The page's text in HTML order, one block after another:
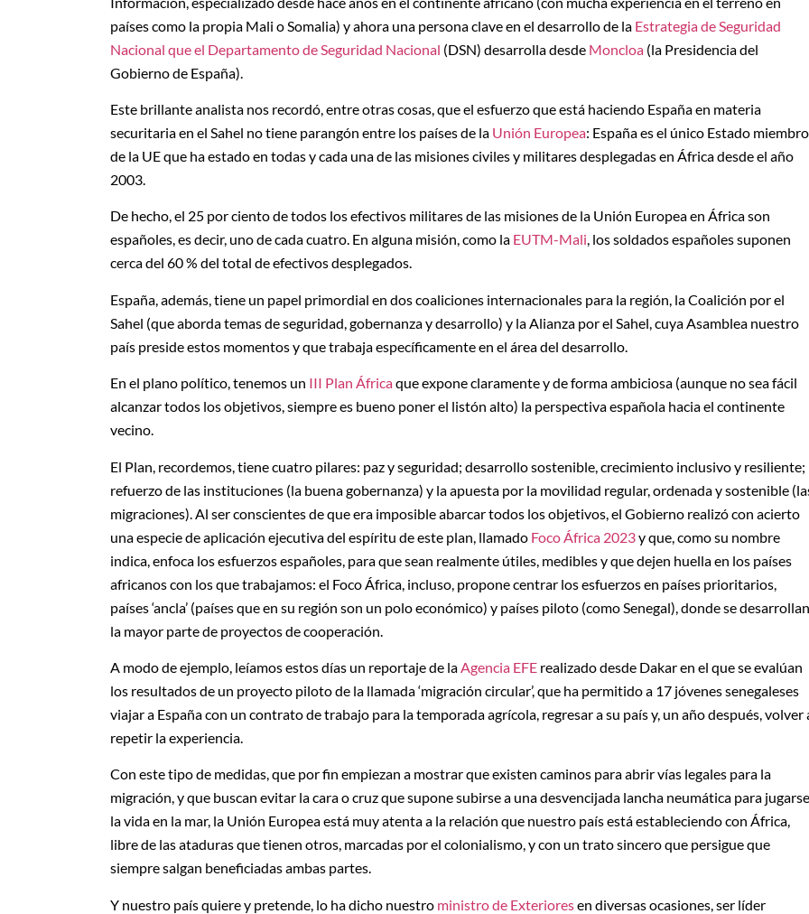
países como la propia Mali o Somalia) y ahora una persona clave en el desarrollo de la Estrategia de Seguridad
Nacional que el Departamento de Seguridad Nacional (DSN) desarrolla desde Moncloa (la Presidencia del
Gobierno de España).
Este brillante analista nos recordó, entre otras cosas, que el esfuerzo que está haciendo España en materia
securitaria en el Sahel no tiene parangón entre los países de la Unión Europea: España es el único Estado miembro
de la UE que ha estado en todas y cada una de las misiones civiles y militares desplegadas en África desde el año
2003.
De hecho, el 25 por ciento de todos los efectivos militares de las misiones de la Unión Europea en África son
españoles, es decir, uno de cada cuatro. En alguna misión, como la EUTM-Mali, los soldados españoles suponen
cerca del 60 % del total de efectivos desplegados.
España, además, tiene un papel primordial en dos coaliciones internacionales para la región, la Coalición por el
Sahel (que aborda temas de seguridad, gobernanza y desarrollo) y la Alianza por el Sahel, cuya Asamblea nuestro
país preside estos momentos y que trabaja específicamente en el área del desarrollo.
En el plano político, tenemos un III Plan Áfricaque expone claramente y de forma ambiciosa (aunque no sea fácil
alcanzar todos los objetivos, siempre es bueno poner el listón alto) la perspectiva española hacia el continente
vecino.
El Plan, recordemos, tiene cuatro pilares: paz y seguridad; desarrollo sostenible, crecimiento inclusivo y resiliente;
refuerzo de las instituciones (la buena gobernanza) y la apuesta por la movilidad regular, ordenada y sostenible
migraciones). Al ser conscientes de que era imposible abarcar todos los objetivos, el Gobierno realizó con acierto
una especie de aplicación ejecutiva del espíritu de este plan, llamado Foco África 2023y que, como su nombre
indica, enfoca los esfuerzos españoles, para que sean realmente útiles, medibles y que dejen huella en los países
africanos con los que trabajamos: el Foco África, incluso, propone centrar los esfuerzos en países prioritarios,
países ‘ancla’ (países que en su región son un polo económico) y países piloto (como Senegal), donde se desarrollan
la mayor parte de proyectos de cooperación.
A modo de ejemplo, leíamos estos días un reportaje de laAgencia EFE realizado desde Dakar en el que se evalúan
los resultados de un proyecto piloto de la llamada ‘migración circular’, que ha permitido a 17 jóvenes senegaleses
viajar a España con un contrato de trabajo para la temporada agrícola, regresar a su país y, un año después, volver
repetir la experiencia.
Con este tipo de medidas, que por fin empiezan a mostrar que existen caminos para abrir vías legales para la
migración, y que buscan evitar la cara o cruz que supone subirse a una desvencijada lancha neumática para jugarse
la vida en la mar, la Unión Europea está muy atenta a la relación que nuestro país está estableciendo con África,
libre de las ataduras que tienen otros, marcadas por el colonialismo, y con un trato sincero que persigue que
siempre salgan beneficiadas ambas partes.
Y nuestro país quiere y pretende, lo ha dicho nuestro ministro de Exterioresen diversas ocasiones, ser líder